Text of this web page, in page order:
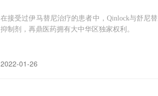
在接受过伊马替尼治疗的患者中，Qinlock与舒尼
抑制剂，再鼎医药拥有大中华区独家权利。
2022-01-26